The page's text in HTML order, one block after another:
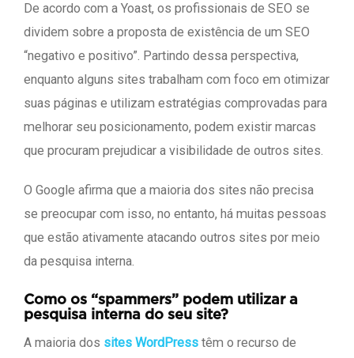
De acordo com a Yoast, os profissionais de SEO se
dividem sobre a proposta de existência de um SEO
“negativo e positivo”. Partindo dessa perspectiva,
enquanto alguns sites trabalham com foco em otimizar
suas páginas e utilizam estratégias comprovadas para
melhorar seu posicionamento, podem existir marcas
que procuram prejudicar a visibilidade de outros sites.
O Google afirma que a maioria dos sites não precisa
se preocupar com isso, no entanto, há muitas pessoas
que estão ativamente atacando outros sites por meio
da pesquisa interna.
Como os “spammers” podem utilizar a
pesquisa interna do seu site?
A maioria dos sites WordPress têm o recurso de